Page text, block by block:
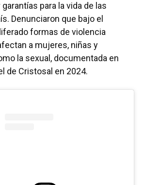
para la vida de las
Denunciaron que bajo el
formas de violencia
a mujeres, niñas y
la sexual, documentada en
de Cristosal en 2024.